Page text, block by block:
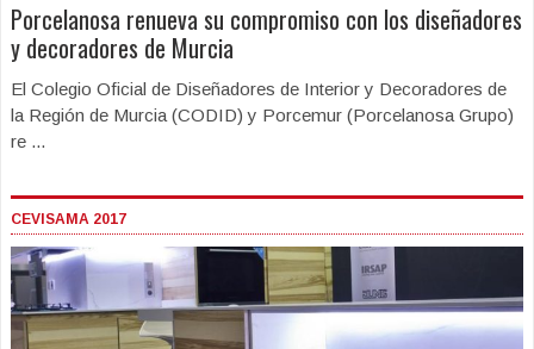
Porcelanosa renueva su compromiso con los diseñadores
y decoradores de Murcia
El Colegio Oficial de Diseñadores de Interior y Decoradores de
la Región de Murcia (CODID) y Porcemur (Porcelanosa Grupo)
re ...
CEVISAMA 2017